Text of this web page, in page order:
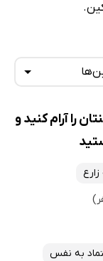
را آرام کنید و
به نفس